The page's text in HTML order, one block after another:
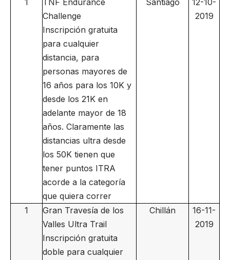
1
TNF Endurance
Challenge
Inscripción gratuita
para cualquier
distancia, para
personas mayores de
16 años para los 10K y
desde los 21K en
adelante mayor de 18
años. Claramente las
distancias ultra desde
los 50K tienen que
tener puntos ITRA
acorde a la categoría
que quiera correr
Santiago
12-10-
2019
1
Gran Travesía de los
Valles Ultra Trail
Inscripción gratuita
doble para cualquier
Chillán
16-11-
2019